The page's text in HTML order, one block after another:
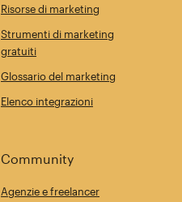
Risorse di marketing
Strumenti di marketing
gratuiti
Glossario del marketing
Elenco integrazioni
Community
Agenzie e freelancer